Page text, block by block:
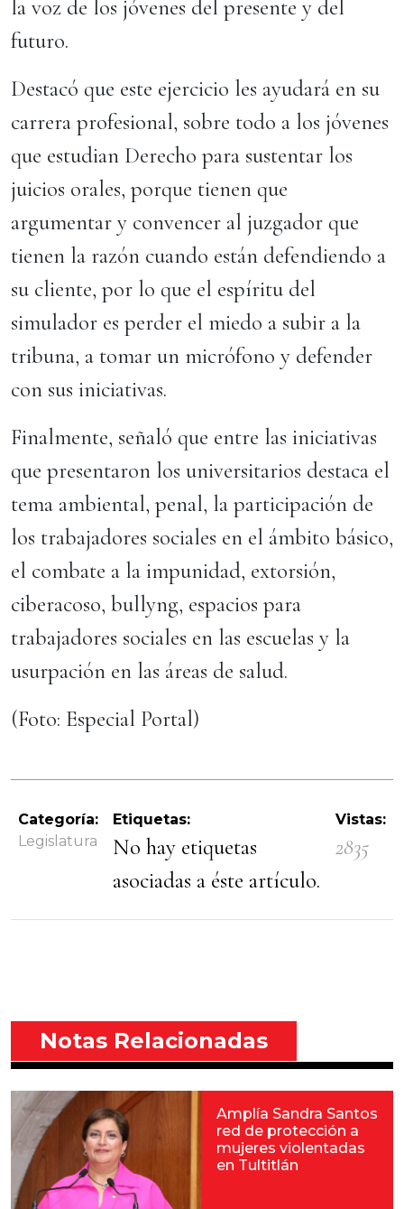
la voz de los jóvenes del presente y del
futuro.
Destacó que este ejercicio les ayudará en su
carrera profesional, sobre todo a los jóvenes
que estudian Derecho para sustentar los
juicios orales, porque tienen que
argumentar y convencer al juzgador que
tienen la razón cuando están defendiendo a
su cliente, por lo que el espíritu del
simulador es perder el miedo a subir a la
tribuna, a tomar un micrófono y defender
con sus iniciativas.
Finalmente, señaló que entre las iniciativas
que presentaron los universitarios destaca el
tema ambiental, penal, la participación de
los trabajadores sociales en el ámbito básico,
el combate a la impunidad, extorsión,
ciberacoso, bullyng, espacios para
trabajadores sociales en las escuelas y la
usurpación en las áreas de salud.
(Foto: Especial Portal)
Categoría:
Legislatura
Etiquetas:
No hay etiquetas
asociadas a éste artículo.
Vistas:
2835
Notas Relacionadas
Amplía Sandra Santos
red de protección a
mujeres violentadas
en Tultitlán